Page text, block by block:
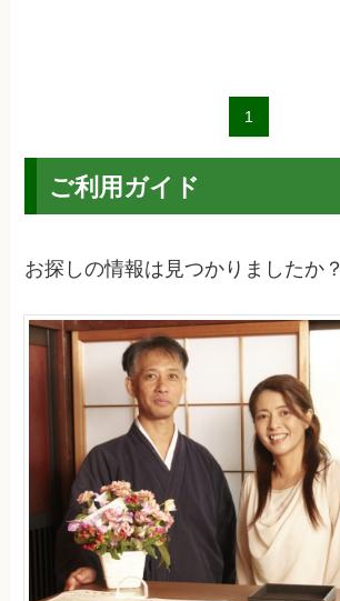
1
ご利用ガイド
お探しの情報は見つかりましたか？